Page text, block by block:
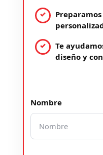
Te
diseño y
Nombre